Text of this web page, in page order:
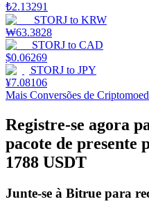
Launchpool
Staking flexível para
₺2.13291
STORJ to KRW
₩63.3828
STORJ to CAD
$0.06269
STORJ to JPY
¥7.08106
Mais Conversões de
Registre-se agora
pacote de presente
1788 USDT
Junte-se à Bitrue para